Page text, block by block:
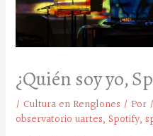
¿Quién soy yo,
/ Cultura en Renglones / Por /
observatorio uartes,Spotify,